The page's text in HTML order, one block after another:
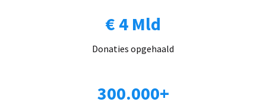
€ 4 Mld
Donaties opgehaald
300.000+